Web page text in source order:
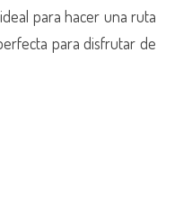
para hacer una ruta
para disfrutar de